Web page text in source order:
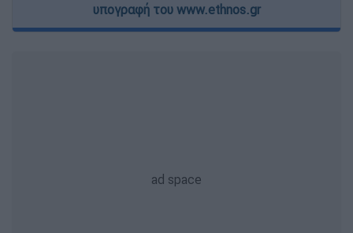
υπογραφή του www.ethnos.gr